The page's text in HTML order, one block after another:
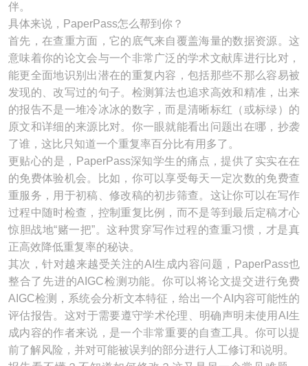
伴。
具体来说，PaperPass怎么帮到你？
首先，在查重方面，它的底气来自覆盖海量的数据资源。这
意味着你的论文会与一个非常广泛的学术文献库进行比对，
能更全面地识别出潜在的重复内容，包括那些不那么容易被
发现的、改写过的句子。检测算法也追求高效和精准，出来
的报告不是一堆冷冰冰的数字，而是清晰标红（或标绿）的
原文和详细的来源比对。你一眼就能看出问题出在哪，抄袭
了谁，这比只知道一个重复率百分比有用多了。
更贴心的是，PaperPass深知学生的痛点，提供了实实在在
的免费体验机会。比如，你可以享受每天一定次数的免费查
重服务，用于初稿、修改稿的初步筛查。这让你可以在写作
过程中随时检查，控制重复比例，而不是等到最后定稿才心
惊胆战地“赌一把”。这种贯穿写作过程的查重习惯，才是真
正高效降低重复率的秘诀。
其次，针对越来越受关注的AI生成内容问题，PaperPass也
整合了先进的AIGC检测功能。你可以将论文提交进行免费
AIGC检测，系统会分析文本特征，给出一个AI内容可能性的
评估报告。这对于需要遵守学术伦理、明确声明未使用AI生
成内容的作者来说，是一个非常重要的自查工具。你可以提
前了解风险，并对可能被误判的部分进行人工修订和说明。